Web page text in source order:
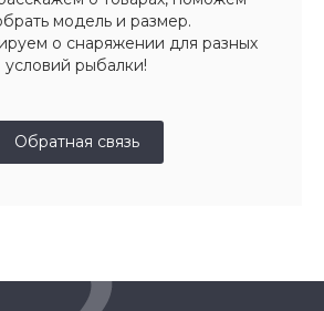
модель и размер.
о снаряжении для разных
условий рыбалки!
Обратная связь